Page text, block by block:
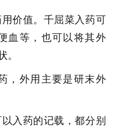
价值。千屈菜入药可
血等，也可以将其外
。
，外用主要是研末外
入药的记载，都分别